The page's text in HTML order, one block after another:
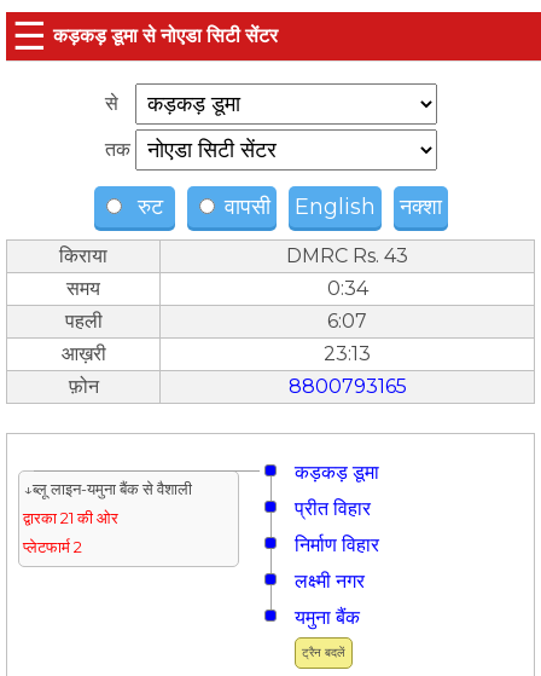
☰ कड़कड़ डूमा से नोएडा सिटी सेंटर
से
तक
रुट वापसी English नक्शा
किराया
DMRC Rs. 43
समय
0:34
पहली
6:07
आख़री
23:13
फ़ोन
8800793165
कड़कड़ डूमा
↓ब्लू लाइन-यमुना बैंक से वैशाली
द्वारका 21 की ओर
प्लेटफार्म 2
प्रीत विहार
निर्माण विहार
लक्ष्मी नगर
ट्रैन बदलें
यमुना बैंक